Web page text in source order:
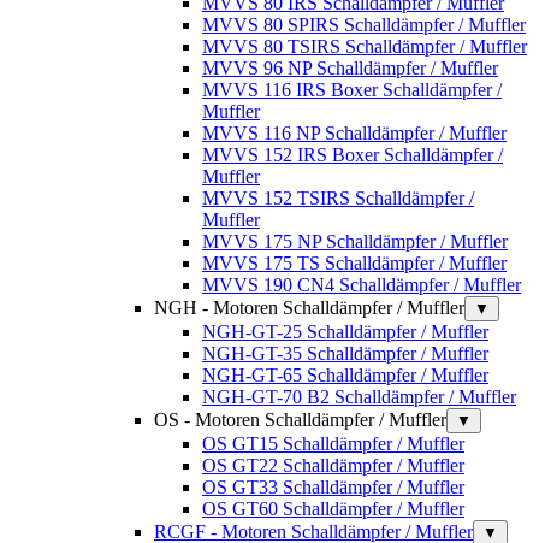
MVVS 80 SPIRS Schalldämpfer / Muffler
MVVS 80 TSIRS Schalldämpfer / Muffler
MVVS 96 NP Schalldämpfer / Muffler
MVVS 116 IRS Boxer Schalldämpfer /
Muffler
MVVS 116 NP Schalldämpfer / Muffler
MVVS 152 IRS Boxer Schalldämpfer /
Muffler
MVVS 152 TSIRS Schalldämpfer /
Muffler
MVVS 175 NP Schalldämpfer / Muffler
MVVS 175 TS Schalldämpfer / Muffler
MVVS 190 CN4 Schalldämpfer / Muffler
NGH - Motoren Schalldämpfer / Muffler
▼
NGH-GT-25 Schalldämpfer / Muffler
NGH-GT-35 Schalldämpfer / Muffler
NGH-GT-65 Schalldämpfer / Muffler
NGH-GT-70 B2 Schalldämpfer / Muffler
OS - Motoren Schalldämpfer / Muffler
▼
OS GT15 Schalldämpfer / Muffler
OS GT22 Schalldämpfer / Muffler
OS GT33 Schalldämpfer / Muffler
OS GT60 Schalldämpfer / Muffler
RCGF - Motoren Schalldämpfer / Muffler
▼